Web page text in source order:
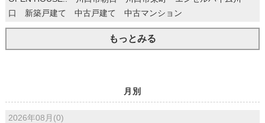
口 新築戸建て 中古戸建て 中古マンション
もっとみる
月別
2026年08月(0)